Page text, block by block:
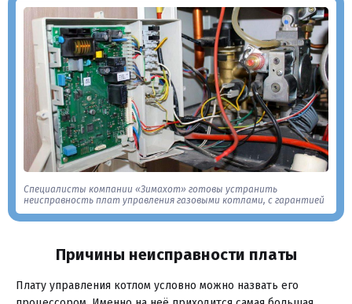
Специалисты компании «Зимахот» готовы устранить
неисправность плат управления газовыми котлами, с гарантией
Причины неисправности платы
Плату управления котлом условно можно назвать его